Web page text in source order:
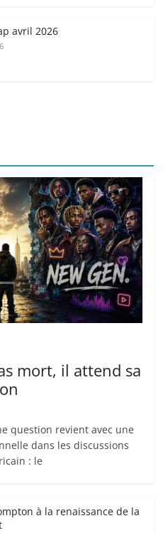
avril 2026
mort, il attend sa
question revient avec une
dans les discussions
: le
à la renaissance de la